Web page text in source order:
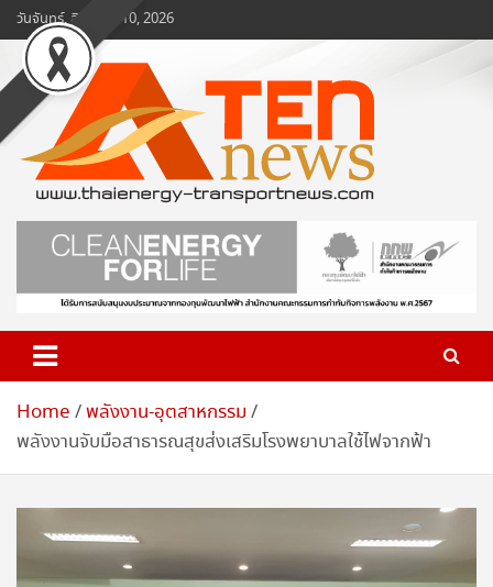
Skip
to
content
วันจันทร์, สิงหาคม 10, 2026
www.ten-news.com
ข่าวพลังงานและคมนาคม
Home พลังงาน-อุตสาหกรรม
พลังงานจับมือสาธารณสุขส่งเสริมโรงพยาบาลใช้ไฟจากฟ้า